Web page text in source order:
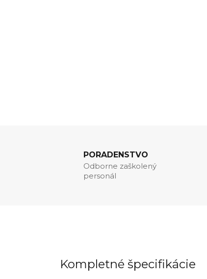
PORADENSTVO
Odborne zaškolený
personál
Kompletné špecifikácie